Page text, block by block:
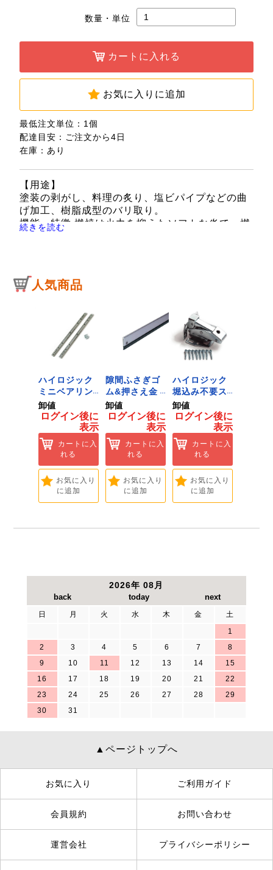
数量・単位
カートに入れる
お気に入りに追加
最低注文単位：1個
配達目安：ご注文から4日
在庫：あり
【用途】
塗装の剥がし、料理の炙り、塩ビパイプなどの曲
げ加工、樹脂成型のバリ取り。
機能・特徴 燃焼は火力を抑えたソフトな炎で、燃
別売の適用ボンベHG-200は、使用中逆さにして
も液ガスが噴き出ない構造になっているので安定
200をお使いください)。
●燃焼時間：約130分/缶(適用ボン
続きを読む
人気商品
ハイロジック
ミニベアリン
グタイプ 310
ミリ 72958
Hardware]
卸値
ログイン後に
表示
カートに入
れる
お気に入り
に追加
隙間ふさぎゴ
ム&押さえ金
物 72909
卸値
ログイン後に
表示
カートに入
れる
お気に入り
に追加
ハイロジック
堀込み不要ス
ライド蝶番S
無兼用 P-726
Hardware]
卸値
ログイン後に
表示
カートに入
れる
お気に入り
に追加
2026年 08月
日 月 火 水 木 金
土
1
2
3 4 5 6 7
8
9
10 11 12 13 14
15
16
17 18 19 20 21
22
23
24 25 26 27 28
29
30
31
▲ページトップへ
お気に入り ご利用ガイド
会員規約 お問い合わせ
運営会社 プライバシーポリシー